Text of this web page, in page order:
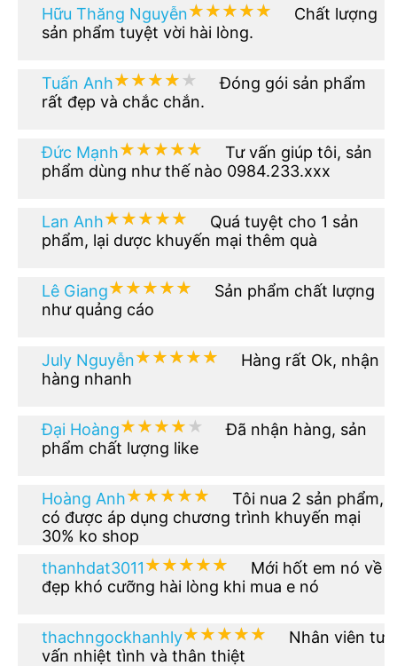
Hữu Thăng Nguyễn★★★★★
★★★★★
Chất lượng
sản phẩm tuyệt vời hài lòng.
Tuấn Anh★★★★★
★★★★★
Đóng gói sản phẩm
rất đẹp và chắc chắn.
Đức Mạnh★★★★★
★★★★★
Tư vấn giúp tôi, sản
phẩm dùng như thế nào 0984.233.xxx
Lan Anh★★★★★
★★★★★
Quá tuyệt cho 1 sản
phẩm, lại dược khuyến mại thêm quà
Lê Giang★★★★★
★★★★★
Sản phẩm chất lượng
như quảng cáo
July Nguyễn★★★★★
★★★★★
Hàng rất Ok, nhận
hàng nhanh
Đại Hoàng★★★★★
★★★★★
Đã nhận hàng, sản
phẩm chất lượng like
Hoàng Anh★★★★★
★★★★★
Tôi nua 2 sản phẩm,
có được áp dụng chương trình khuyến mại
30% ko shop
thanhdat3011★★★★★
★★★★★
Mới hốt em nó về
đẹp khó cưỡng hài lòng khi mua e nó
thachngockhanhly★★★★★
★★★★★
Nhân viên tư
vấn nhiệt tình và thân thiệt